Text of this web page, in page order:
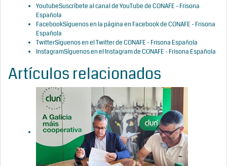
YoutubeSuscríbete al canal de YouTube de CONAFE - Frisona
Española
FacebookSíguenos en la página en Facebook de CONAFE - Frisona
Española
TwitterSíguenos en el Twitter de CONAFE - Frisona Española
InstagramSíguenos en el Instagram de CONAFE - Frisona Española
Artículos relacionados